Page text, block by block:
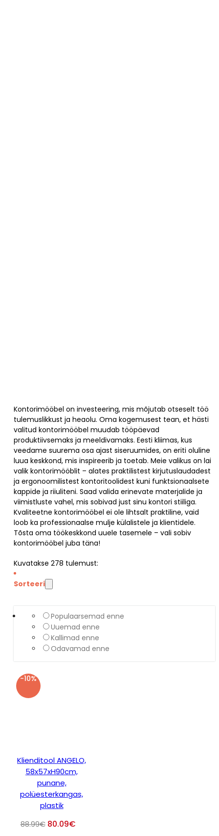
Kontorimööbel on investeering, mis mõjutab otseselt töö
tulemuslikkust ja heaolu. Oma kogemusest tean, et hästi
valitud kontorimööbel muudab tööpäevad
produktiivsemaks ja meeldivamaks. Eesti kliimas, kus
veedame suurema osa ajast siseruumides, on eriti oluline
luua keskkond, mis inspireerib ja toetab. Meie valikus on lai
valik kontorimööblit – alates praktilistest kirjutuslaudadest
ja ergonoomilistest kontoritoolidest kuni funktsionaalsete
kappide ja riiuliteni. Saad valida erinevate materjalide ja
viimistluste vahel, mis sobivad just sinu kontori stiiliga.
Kvaliteetne kontorimööbel ei ole lihtsalt praktiline, vaid
loob ka professionaalse mulje külalistele ja klientidele.
Tõsta oma töökeskkond uuele tasemele – vali sobiv
kontorimööbel juba täna!
Kuvatakse 278 tulemust:
Sorteeri
Populaarsemad enne
Uuemad enne
Kallimad enne
Odavamad enne
-10%
Klienditool ANGELO,
58x57xH90cm,
punane,
polüesterkangas,
plastik
88.99€ 80.09€